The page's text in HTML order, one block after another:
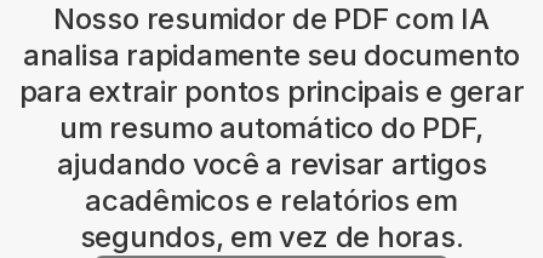
Nosso resumidor de PDF com IA
analisa rapidamente seu documento
para extrair pontos principais e gerar
um resumo automático do PDF,
ajudando você a revisar artigos
acadêmicos e relatórios em
segundos, em vez de horas.